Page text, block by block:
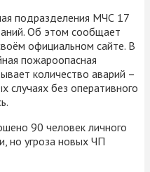
подразделения МЧС 17
Об этом сообщает
официальном сайте. В
пожароопасная
количество аварий –
случаях без оперативного
90 человек личного
но угроза новых ЧП